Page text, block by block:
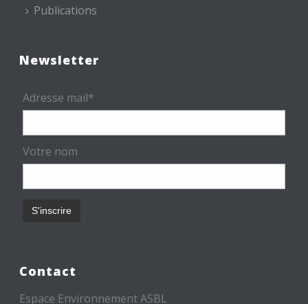
Publications
Newsletter
Adresse mail*
Votre nom
Contact
Espace Environnement ASBL